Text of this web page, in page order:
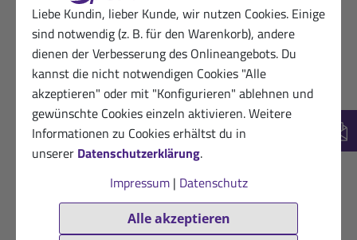
Liebe Kundin, lieber Kunde, wir nutzen Cookies. Einige
sind notwendig (z. B. für den Warenkorb), andere
dienen der Verbesserung des Onlineangebots. Du
kannst die nicht notwendigen Cookies "Alle
akzeptieren" oder mit "Konfigurieren" ablehnen und
gewünschte Cookies einzeln aktivieren. Weitere
Informationen zu Cookies erhältst du in
unserer Datenschutzerklärung.
Impressum| Datenschutz
Alle akzeptieren